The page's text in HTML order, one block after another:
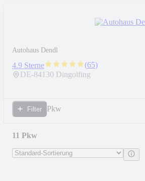
Autohaus Dendl
4.9 Sterne (65)
DE-84130 Dingolfing
Filter Pkw
11 Pkw